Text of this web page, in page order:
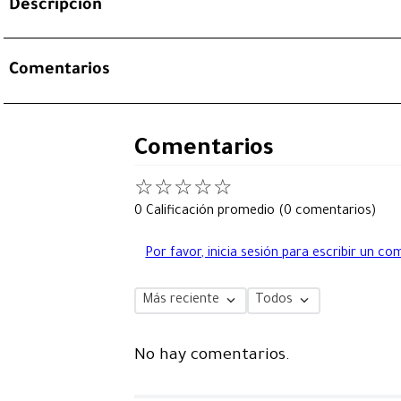
Descripción
Comentarios
Comentarios
☆☆☆☆☆
0 Calificación promedio (0 comentarios)
Por favor, inicia sesión para escribir un
Más reciente Todos
No hay comentarios.